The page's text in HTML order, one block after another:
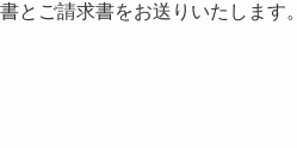
とご請求書をお送りいたします。